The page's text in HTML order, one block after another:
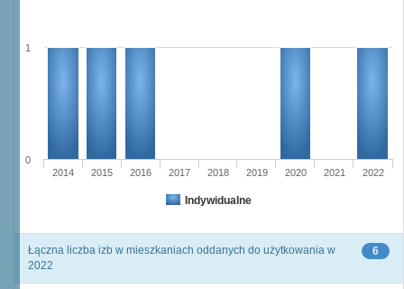
Indywidualne
2014 2015 2016 2017 2018 2019 2020 2021 2022
0
1
6
Łączna liczba izb w mieszkaniach oddanych do użytkowania w
2022